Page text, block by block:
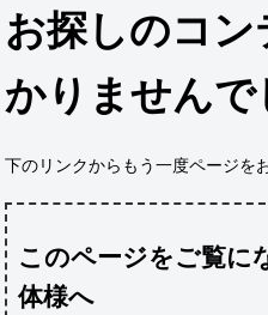
お探しのコ
かりませんで
下のリンクからもう一度ページを
このページをご覧に
体様へ